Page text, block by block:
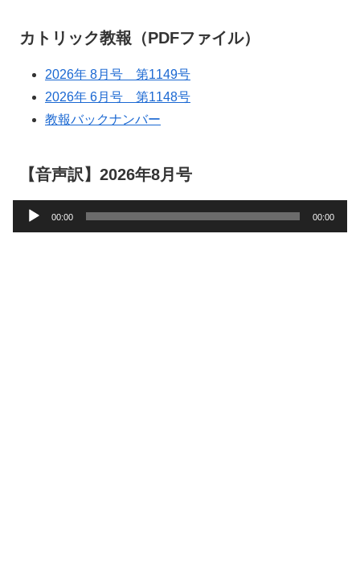
カトリック教報（PDFファイル）
2026年 8月号 第1149号
2026年 6月号 第1148号
教報バックナンバー
【音声訳】2026年8月号
声
00:00 00:00